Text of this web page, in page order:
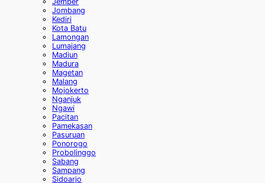
Jombang
Kediri
Kota Batu
Lamongan
Lumajang
Madiun
Madura
Magetan
Malang
Mojokerto
Nganjuk
Ngawi
Pacitan
Pamekasan
Pasuruan
Ponorogo
Probolinggo
Sabang
Sampang
Sidoarjo